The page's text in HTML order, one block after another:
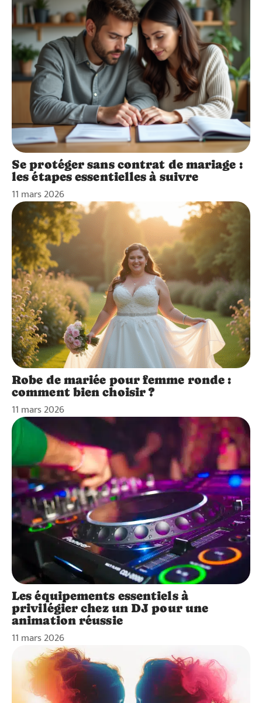
Se protéger sans contrat de mariage :
les étapes essentielles à suivre
11 mars 2026
Robe de mariée pour femme ronde :
comment bien choisir ?
11 mars 2026
Les équipements essentiels à
privilégier chez un DJ pour une
animation réussie
11 mars 2026